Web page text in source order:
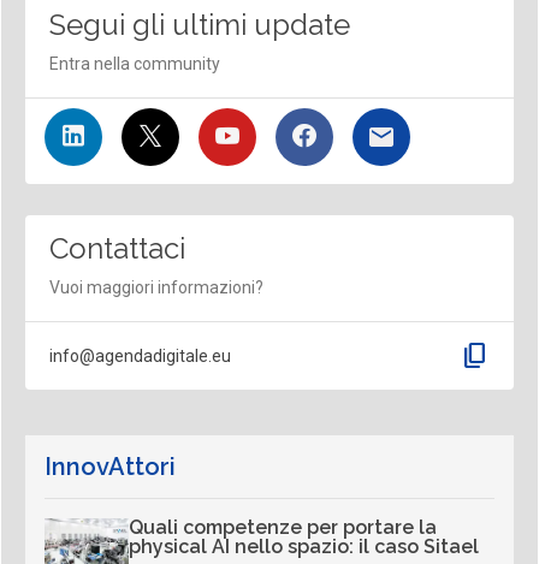
Segui gli ultimi update
Entra nella community
Contattaci
Vuoi maggiori informazioni?
info@agendadigitale.eu content_copy
InnovAttori
Quali competenze per portare la
physical AI nello spazio: il caso Sitael